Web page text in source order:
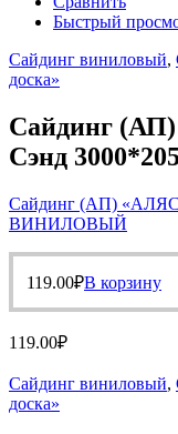
Быстрый
Сайдинг виниловый,
доска»
Сайдинг
Сэнд
Сайдинг (АП)
ВИНИЛОВЫЙ
119.00₽В корзину
119.00₽
Сайдинг виниловый,
доска»